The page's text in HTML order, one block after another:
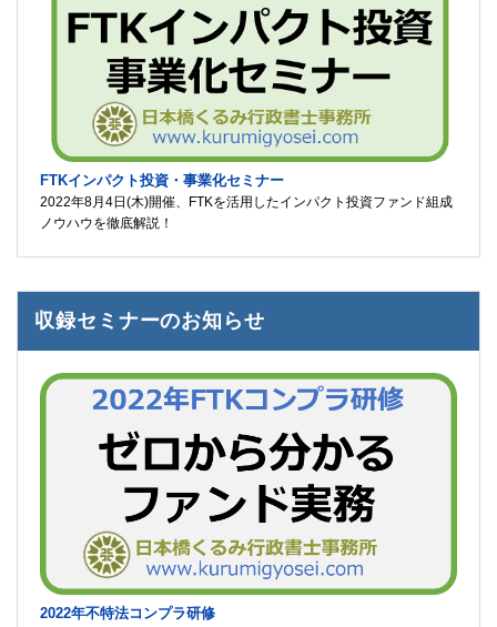
FTKインパクト投資・事業化セミナー
2022年8月4日(木)開催、FTKを活用したインパクト投資ファンド組成
ノウハウを徹底解説！
収録セミナーのお知らせ
2022年不特法コンプラ研修